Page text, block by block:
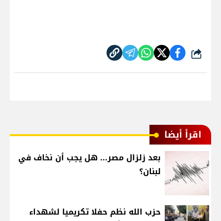
شارك
اقرأ أيضا
بعد زلزال مصر... هل يجب أن نخاف في
لبنان؟
حزب الله نظم حفلا تكريميا لشهداء